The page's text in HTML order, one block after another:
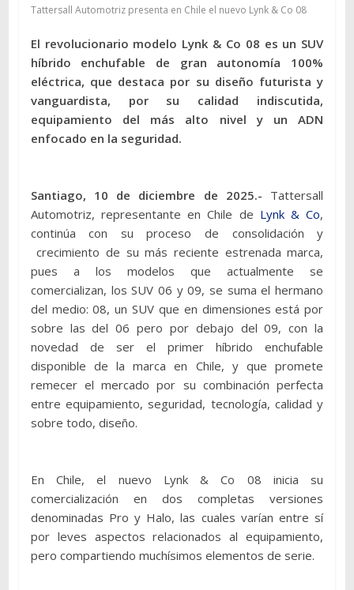
Tattersall Automotriz presenta en Chile el nuevo Lynk & Co 08
El revolucionario modelo Lynk & Co 08 es un SUV
híbrido enchufable de gran autonomía 100%
eléctrica, que destaca por su diseño futurista y
vanguardista, por su calidad indiscutida,
equipamiento del más alto nivel y un ADN
enfocado en la seguridad.
Santiago, 10 de diciembre de 2025.- Tattersall
Automotriz, representante en Chile de Lynk & Co,
continúa con su proceso de consolidación y
crecimiento de su más reciente estrenada marca,
pues a los modelos que actualmente se
comercializan, los SUV 06 y 09, se suma el hermano
del medio: 08, un SUV que en dimensiones está por
sobre las del 06 pero por debajo del 09, con la
novedad de ser el primer híbrido enchufable
disponible de la marca en Chile, y que promete
remecer el mercado por su combinación perfecta
entre equipamiento, seguridad, tecnología, calidad y
sobre todo, diseño.
En Chile, el nuevo Lynk & Co 08 inicia su
comercialización en dos completas versiones
denominadas Pro y Halo, las cuales varían entre sí
por leves aspectos relacionados al equipamiento,
pero compartiendo muchísimos elementos de serie.